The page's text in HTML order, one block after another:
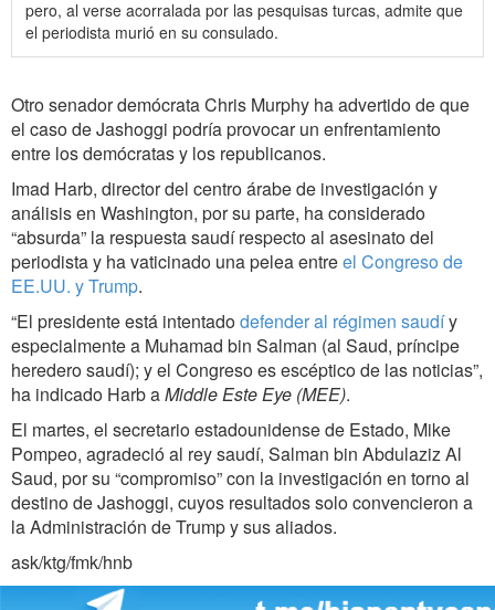
pero, al verse acorralada por las pesquisas turcas, admite que
el periodista murió en su consulado.
Otro senador demócrata Chris Murphy ha advertido de que
el caso de Jashoggi podría provocar un enfrentamiento
entre los demócratas y los republicanos.
Imad Harb, director del centro árabe de investigación y
análisis en Washington, por su parte, ha considerado
“absurda” la respuesta saudí respecto al asesinato del
periodista y ha vaticinado una pelea entreel Congreso de
EE.UU. y Trump.
“El presidente está intentadodefender al régimen saudíy
especialmente a Muhamad bin Salman (al Saud, príncipe
heredero saudí); y el Congreso es escéptico de las noticias”,
ha indicado Harb aMiddle Este Eye (MEE).
El martes, el secretario estadounidense de Estado, Mike
Pompeo, agradeció al rey saudí, Salman bin Abdulaziz Al
Saud, por su “compromiso” con la investigación en torno al
destino de Jashoggi, cuyos resultados solo convencieron a
la Administración de Trump y sus aliados.
ask/ktg/fmk/hnb